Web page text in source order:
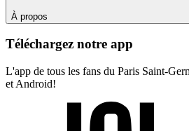
À propos
Téléchargez notre app
L'app de tous les fans du Paris Saint-
et Android!